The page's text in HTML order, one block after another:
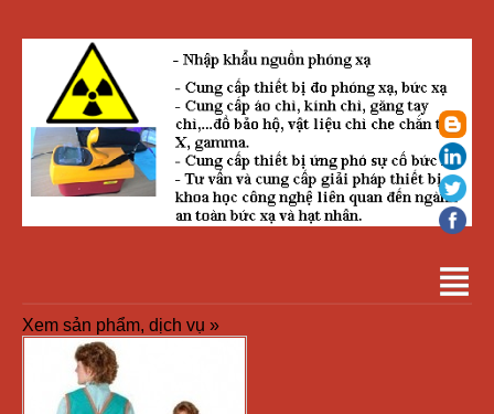
Xem sản phẩm, dịch vụ »